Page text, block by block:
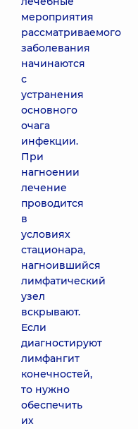
мероприятия
рассматриваемого
заболевания
начинаются
с
устранения
основного
очага
инфекции.
При
нагноении
лечение
проводится
в
условиях
стационара,
нагноившийся
лимфатический
узел
вскрывают.
Если
диагностируют
лимфангит
конечностей,
то нужно
обеспечить
их